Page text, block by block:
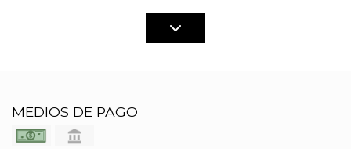
MEDIOS DE PAGO